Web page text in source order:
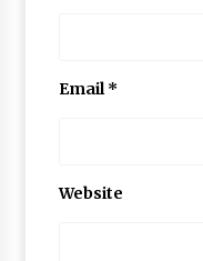
Email*
Website